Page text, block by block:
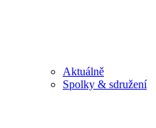
Aktuálně
Spolky & sdružení